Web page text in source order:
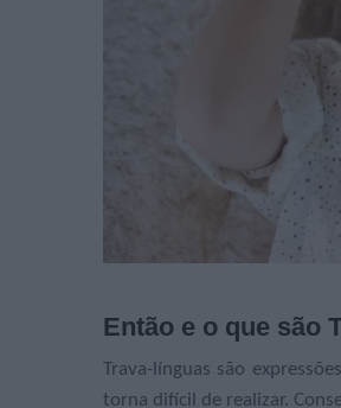
Então e o que são
Trava-línguas são
torna difícil de realizar.